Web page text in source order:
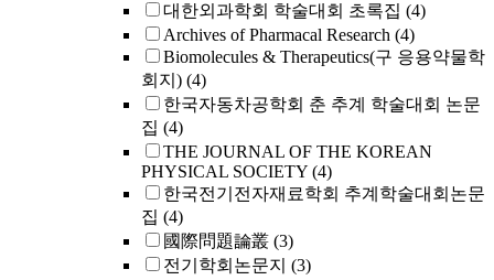
대한외과학회 학술대회 초록집 (4)
Archives of Pharmacal Research (4)
Biomolecules & Therapeutics(구 응용약물학
회지) (4)
한국자동차공학회 춘 추계 학술대회 논문
집 (4)
THE JOURNAL OF THE KOREAN
PHYSICAL SOCIETY (4)
한국전기전자재료학회 추계학술대회논문
집 (4)
國際問題論叢 (3)
전기학회논문지 (3)